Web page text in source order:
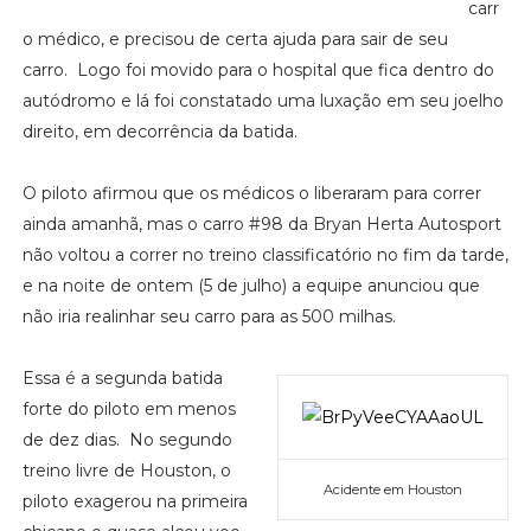
carr
o médico, e precisou de certa ajuda para sair de seu
carro. Logo foi movido para o hospital que fica dentro do
autódromo e lá foi constatado uma luxação em seu joelho
direito, em decorrência da batida.
O piloto afirmou que os médicos o liberaram para correr
ainda amanhã, mas o carro #98 da Bryan Herta Autosport
não voltou a correr no treino classificatório no fim da tarde,
e na noite de ontem (5 de julho) a equipe anunciou que
não iria realinhar seu carro para as 500 milhas.
Acidente em Houston
Essa é a segunda batida
forte do piloto em menos
de dez dias. No segundo
treino livre de Houston, o
piloto exagerou na primeira